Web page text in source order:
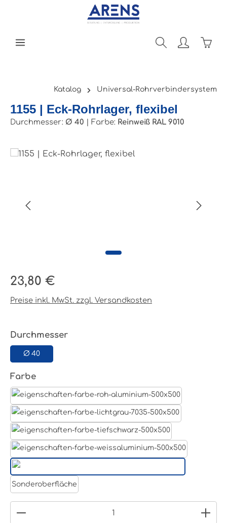
Zum Hauptinhalt springen
Katalog Universal-Rohrverbindersystem
1155 | Eck-Rohrlager, flexibel
Durchmesser: Ø 40 Farbe: Reinweiß RAL 9010
Bildergalerie überspringen
Regulärer Preis:
23,80 €
Preise inkl. MwSt. zzgl. Versandkosten
Durchmesserauswählen
Ø 40
Farbeauswählen
Weißaluminium- RAL 9006
Sonderoberfläche
Produkt Anzahl: Gib den gewünschten Wert